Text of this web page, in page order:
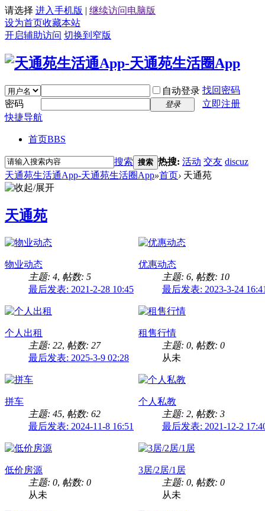
请选择 进入手机版 | 继续访问电脑版
设为首页收藏本站
开启辅助访问 切换到窄版
自动登录 找回密码
密码
登录
立即注册
快捷导航
首页BBS
搜索 搜索 热搜: 活动 交友 discuz
天通苑生活通App-天通苑生活圈App»首页› 天通苑
天通苑
物业动态
主题: 4, 帖数: 5
最后发表: 2021-2-28 10:45
优惠动态
主题: 6, 帖数: 10
最后发表: 2023-3-24
个人出租
主题: 22, 帖数: 27
最后发表: 2025-3-9 02:28
租售行情
主题: 0, 帖数: 0
从未
拼车
主题: 45, 帖数: 62
最后发表: 2024-11-8 16:51
个人私教
主题: 2, 帖数: 3
最后发表: 2021-12-2
低价房源
主题: 0, 帖数: 0
从未
3居/2居/1居
主题: 0, 帖数: 0
从未